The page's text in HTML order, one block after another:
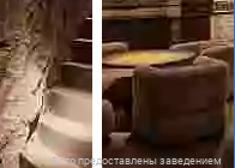
Фото предоставлены заведением